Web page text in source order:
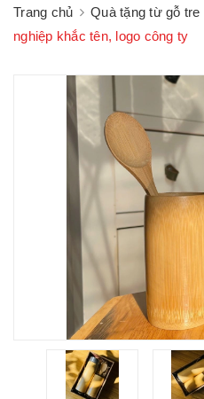
Trang chủ Quà tặng từ gỗ tre
nghiệp khắc tên, logo công ty